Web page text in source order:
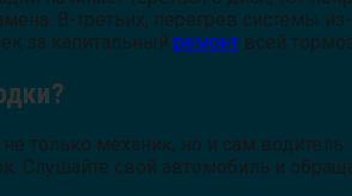
В-третьих, перегрев системы
за капитальный ремонт всей
только механик, но и сам
Слушайте свой автомобиль и